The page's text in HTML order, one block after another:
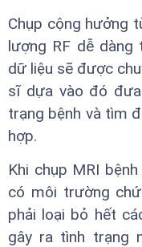
Chụp cộng hưởng
lượng RF dễ dàng
dữ liệu sẽ được
sĩ dựa vào đó
trạng bệnh và tìm
hợp.
Khi chụp MRI
có môi trường
phải loại bỏ hết
gây ra tình trạng